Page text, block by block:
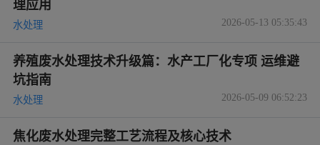
理应用
水处理 2026-05-13 05:35:43
养殖废水处理技术升级篇：水产工厂化专项 运维避
坑指南
水处理 2026-05-09 06:52:23
焦化废水处理完整工艺流程及核心技术